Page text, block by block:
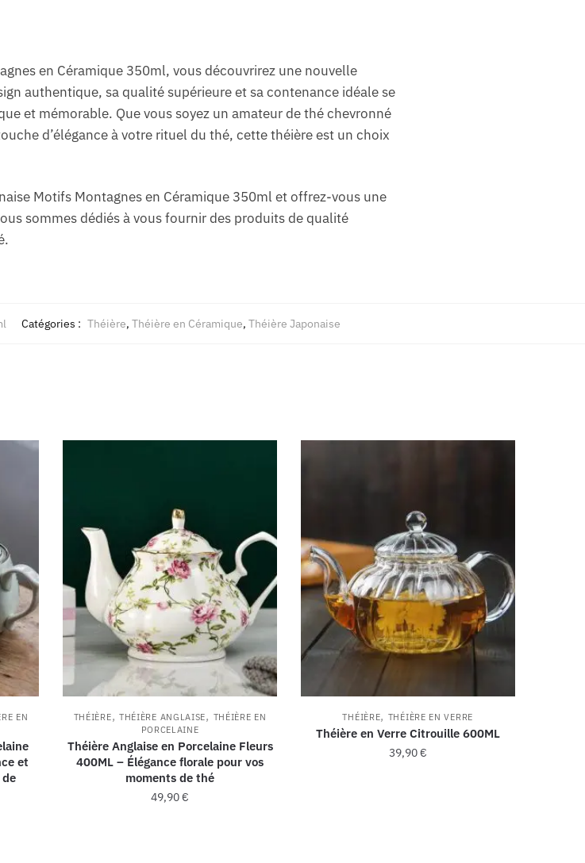
en Céramique 350ml, vous découvrirez une nouvelle
authentique, sa qualité supérieure et sa contenance idéale se
et mémorable. Que vous soyez un amateur de thé chevronné
d’élégance à votre rituel du thé, cette théière est un choix
Motifs Montagnes en Céramique 350ml et offrez-vous une
sommes dédiés à vous fournir des produits de qualité
Catégories : Théière, Théière en Céramique, Théière Japonaise
EN
et
THÉIÈRE, THÉIÈRE ANGLAISE, THÉIÈRE EN
PORCELAINE
Théière Anglaise en Porcelaine Fleurs
400ML – Élégance florale pour vos
moments de thé
49,90€
THÉIÈRE, THÉIÈRE EN VERRE
Théière en Verre Citrouille 600ML
39,90€